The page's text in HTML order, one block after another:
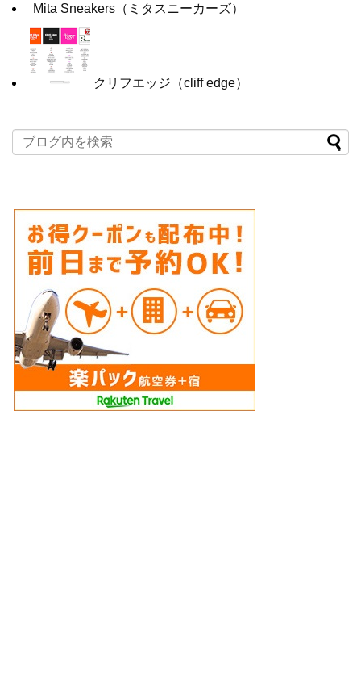
Mita Sneakers（ミタスニーカーズ）
クリフエッジ（cliff edge）